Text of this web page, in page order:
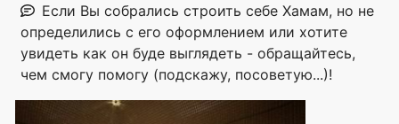
Если Вы собрались строить себе Хамам, но не
определились с его оформлением или хотите
увидеть как он буде выглядеть - обращайтесь,
чем смогу помогу (подскажу, посоветую...)!